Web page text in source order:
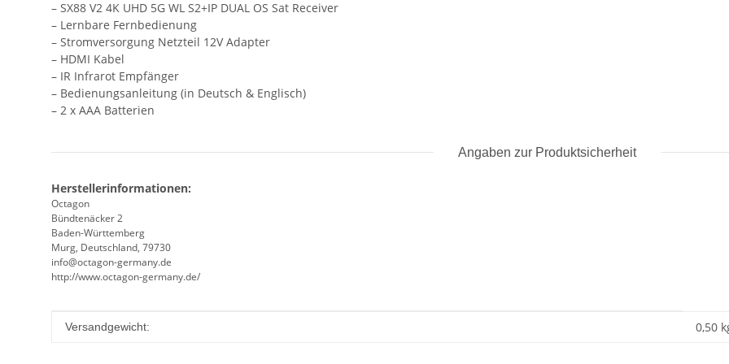
– SX88 V2 4K UHD 5G WL S2+IP DUAL OS Sat Receiver
– Lernbare Fernbedienung
– Stromversorgung Netzteil 12V Adapter
– HDMI Kabel
– IR Infrarot Empfänger
– Bedienungsanleitung (in Deutsch & Englisch)
– 2 x AAA Batterien
Angaben zur Produktsicherheit
Herstellerinformationen:
Octagon
Bündtenäcker 2
Baden-Württemberg
Murg, Deutschland, 79730
info@octagon-germany.de
http://www.octagon-germany.de/
Produkteigenschaft
Wert
Versandgewicht: 0,50